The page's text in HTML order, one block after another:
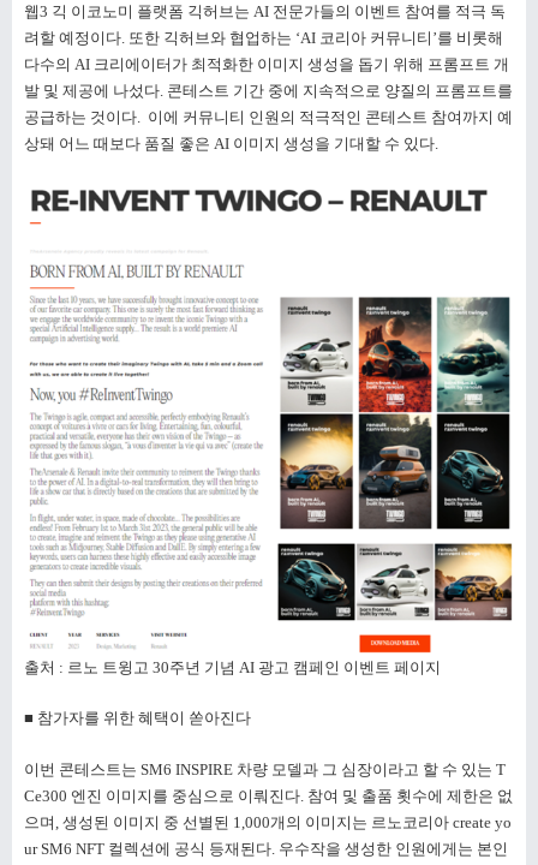
웹3 긱 이코노미 플랫폼 긱허브는 AI 전문가들의 이벤트 참여를 적극 독
려할 예정이다. 또한 긱허브와 협업하는 ‘AI 코리아 커뮤니티’를 비롯해
다수의 AI 크리에이터가 최적화한 이미지 생성을 돕기 위해 프롬프트 개
발 및 제공에 나섰다. 콘테스트 기간 중에 지속적으로 양질의 프롬프트를
공급하는 것이다. 이에 커뮤니티 인원의 적극적인 콘테스트 참여까지 예
상돼 어느 때보다 품질 좋은 AI 이미지 생성을 기대할 수 있다.
출처 : 르노 트윙고 30주년 기념 AI 광고 캠페인 이벤트 페이지
■ 참가자를 위한 혜택이 쏟아진다
이번 콘테스트는 SM6 INSPIRE 차량 모델과 그 심장이라고 할 수 있는 T
Ce300 엔진 이미지를 중심으로 이뤄진다. 참여 및 출품 횟수에 제한은 없
으며, 생성된 이미지 중 선별된 1,000개의 이미지는 르노코리아 create yo
ur SM6 NFT 컬렉션에 공식 등재된다. 우수작을 생성한 인원에게는 본인